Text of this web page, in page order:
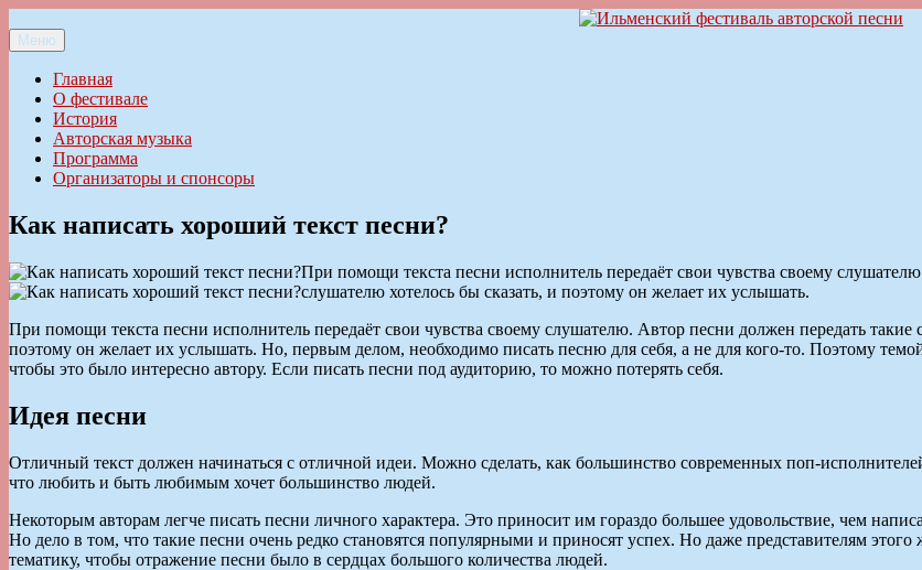
к
содержимому
Ильменский фестиваль авторской песни
Меню
Главная
О фестивале
История
Авторская музыка
Программа
Организаторы и спонсоры
Как написать хороший текст песни?
При помощи текста песни исполнитель передаёт свои чувства своему
слушателю хотелось бы сказать, и поэтому он желает их услышать.
При помощи текста песни исполнитель передаёт свои чувства своему слушателю. Автор песни должен передать такие
поэтому он желает их услышать. Но, первым делом, необходимо писать песню для себя, а не для кого-то. Поэтому
чтобы это было интересно автору. Если писать песни под аудиторию, то можно потерять себя.
Идея песни
Отличный текст должен начинаться с отличной идеи. Можно сделать, как большинство современных поп-
что любить и быть любимым хочет большинство людей.
Некоторым авторам легче писать песни личного характера. Это приносит им гораздо большее удовольствие, чем
Но дело в том, что такие песни очень редко становятся популярными и приносят успех. Но даже представителям этого
тематику, чтобы отражение песни было в сердцах большого количества людей.